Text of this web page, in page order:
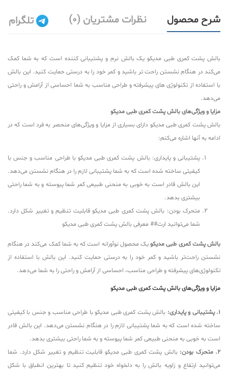
شرح محصول نظرات مشتریان (0) تلگرام
بالش پشت کمری طبی مدیکو یک بالش نرم و پشتیبانی کننده است که به شما کمک
می‌کند در هنگام نشستن راحت تر باشید و کمر خود را به درستی حمایت کنید. این بالش
با استفاده از تکنولوژی های پیشرفته و طراحی مناسب به شما احساسی از آرامش و راحتی
می‌دهد.
مزایا و ویژگی‌های بالش پشت کمری طبی مدیکو
بالش پشت کمری طبی مدیکو دارای بسیاری از مزایا و ویژگی‌های منحصر به فرد است که در
ادامه به آنها اشاره می‌کنم:
پشتیبانی و پایداری: بالش پشت کمری طبی مدیکو با طراحی مناسب و جنس با
کیفیتی ساخته شده است که به شما پشتیبانی لازم را در هنگام نشستن می‌دهد.
این بالش قادر است به خوبی به منحنی طبیعی کمر شما پیوسته و به شما راحتی
بیشتری بدهد.
متحرک بودن: بالش پشت کمری طبی مدیکو قابلیت تنظیم و تغییر شکل دارد.
شما می‌توانید ارت## معرفی بالش پشت کمری طبی مدیکو
بالش پشت کمری طبی مدیکویک محصول نوآورانه است که به شما کمک می‌کند در هنگام
نشستن راحت‌تر باشید و کمر خود را به درستی حمایت کنید. این بالش با استفاده از
تکنولوژی‌های پیشرفته و طراحی مناسب، احساسی از آرامش و راحتی را به شما می‌دهد.
مزایا و ویژگی‌های بالش پشت کمری طبی مدیکو
1. پشتیبانی و پایداری:
بالش پشت کمری طبی مدیکو با طراحی مناسب و جنس با کیفیتی
ساخته شده است که به شما پشتیبانی لازم را در هنگام نشستن می‌دهد. این بالش قادر
است به خوبی به منحنی طبیعی کمر شما پیوسته و به شما راحتی بیشتری بدهد.
2. متحرک بودن:
بالش پشت کمری طبی مدیکو قابلیت تنظیم و تغییر شکل دارد. شما
می‌توانید ارتفاع و زاویه بالش را به دلخواه خود تنظیم کنید تا بهترین انطباق با شکل